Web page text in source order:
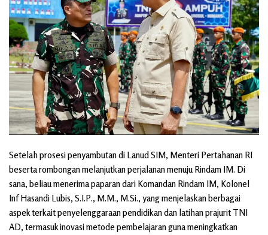
Setelah prosesi penyambutan di Lanud SIM, Menteri Pertahanan RI
beserta rombongan melanjutkan perjalanan menuju Rindam IM. Di
sana, beliau menerima paparan dari Komandan Rindam IM, Kolonel
Inf Hasandi Lubis, S.I.P., M.M., M.Si., yang menjelaskan berbagai
aspek terkait penyelenggaraan pendidikan dan latihan prajurit TNI
AD, termasuk inovasi metode pembelajaran guna meningkatkan